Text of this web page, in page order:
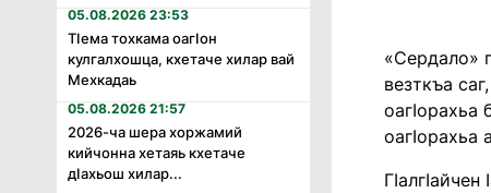
05.08.2026 23:53
Тӏема тохкама оагӏон
кулгалхошца, кхетаче хилар вай
Мехкадаь
05.08.2026 21:57
2026-ча шера хоржамий
кийчонна хетаяь кхетаче
дӏахьош хилар...
«Сердало»
везткъа
оагIорахьа
оагIорахьа